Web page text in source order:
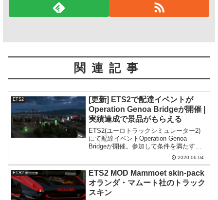
関連記事
ETS2
[更新] ETS2で配達イベントが
Operation Genoa Bridgeが開催 |
実績達成で景品がもらえる
ETS2(ユーロトラックシミュレーター2)
にて配達イベントOperation Genoa
Bridgeが開催。参加して条件を満たすこ
とでゲーム内アイテムが貰えます。Word
of TrucksとSteamアカウントの連携が必
要です。
2020.06.04
ETS2
ETS2 MOD Mammoet skin-pack
オランダ・マムート社のトラック
スキン